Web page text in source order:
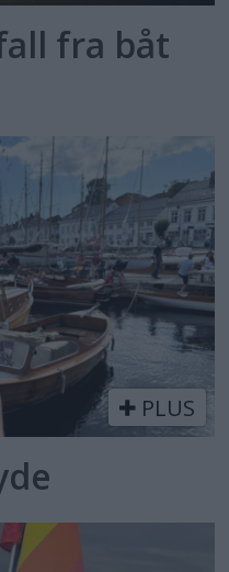
fra båt
PLUS